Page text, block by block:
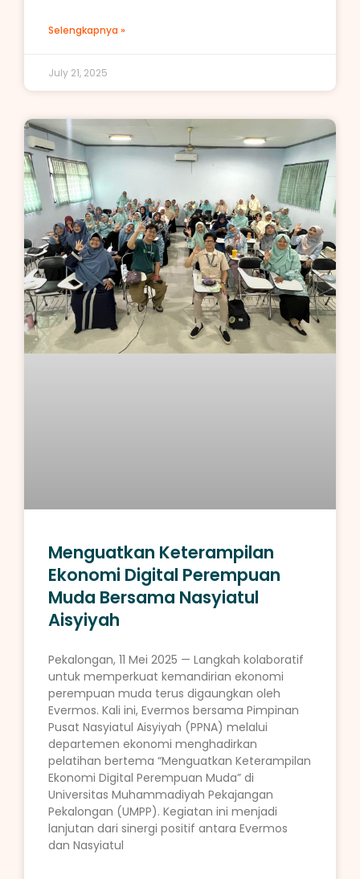
Selengkapnya »
July 21, 2025
Menguatkan Keterampilan
Ekonomi Digital Perempuan
Muda Bersama Nasyiatul
Aisyiyah
Pekalongan, 11 Mei 2025 — Langkah kolaboratif
untuk memperkuat kemandirian ekonomi
perempuan muda terus digaungkan oleh
Evermos. Kali ini, Evermos bersama Pimpinan
Pusat Nasyiatul Aisyiyah (PPNA) melalui
departemen ekonomi menghadirkan
pelatihan bertema “Menguatkan Keterampilan
Ekonomi Digital Perempuan Muda” di
Universitas Muhammadiyah Pekajangan
Pekalongan (UMPP). Kegiatan ini menjadi
lanjutan dari sinergi positif antara Evermos
dan Nasyiatul